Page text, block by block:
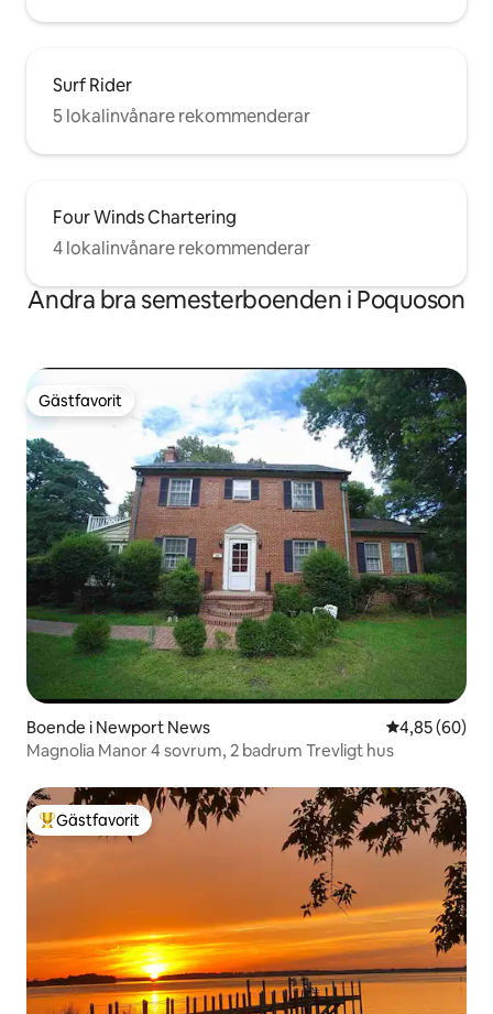
Surf Rider
5 lokalinvånare rekommenderar
Four Winds Chartering
4 lokalinvånare rekommenderar
Andra bra semesterboenden i Poquoson
Gästfavorit
Gästfavorit
Boende i Newport News 4,85 av 5 i
4,85 (60)
Magnolia Manor 4 sovrum, 2 badrum Trevligt hus
Populär gästfavorit
Gästfavorit